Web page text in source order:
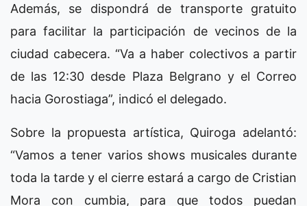
Además, se dispondrá de transporte gratuito
para facilitar la participación de vecinos de la
ciudad cabecera. “Va a haber colectivos a partir
de las 12:30 desde Plaza Belgrano y el Correo
hacia Gorostiaga”, indicó el delegado.
Sobre la propuesta artística, Quiroga adelantó:
“Vamos a tener varios shows musicales durante
toda la tarde y el cierre estará a cargo de Cristian
Mora con cumbia, para que todos puedan